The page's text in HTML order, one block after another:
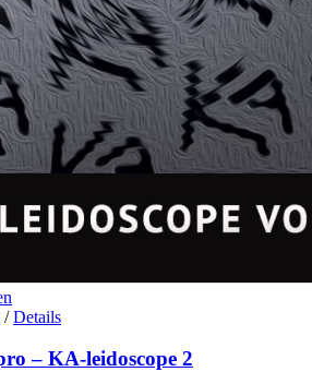
/ Details
– KA-leidoscope 2